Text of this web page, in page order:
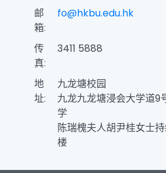
邮
箱:
fo@hkbu.edu.hk
传
真:
3411 5888
地
址:
九龙塘校园
九龙九龙塘浸会大学道9
学
陈瑞槐夫人胡尹桂女士
楼